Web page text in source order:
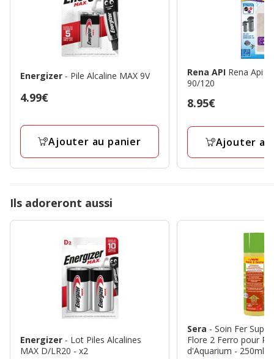
Energizer - Pile Alcaline MAX 9V
Prix
4.99€
Ajouter au panier
Rena API Rena Api -
90/120
Prix
8.95€
Ajouter
Ils adoreront aussi
Energizer - Lot Piles Alcalines
MAX D/LR20 - x2
Sera - Soin Fer
Flore 2 Ferro pour
d'Aquarium - 250ml